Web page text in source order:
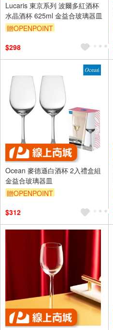
Lucaris 東京系列 波爾多紅酒杯
水晶酒杯 625ml 金益合玻璃器皿
贈OPENPOINT
$298
Ocean 麥德遜白酒杯 2入禮盒組
金益合玻璃器皿
贈OPENPOINT
$312